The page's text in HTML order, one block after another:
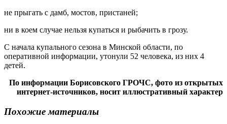
не прыгать с дамб, мостов, пристаней;
ни в коем случае нельзя купаться и рыбачить в грозу.
С начала купального сезона в Минской области, по
оперативной информации, утонули 52 человека, из них 4
детей.
По информации Борисовского ГРОЧС, фото из открытых
интернет-источников, носит иллюстративный характер
Похожие материалы